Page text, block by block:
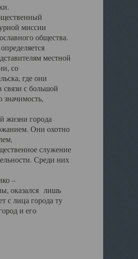
миссии
общества.
местной
со
где они
связи с большой
города
Они охотно
служение
Среди них
–
оказался лишь
с лица города ту
и его